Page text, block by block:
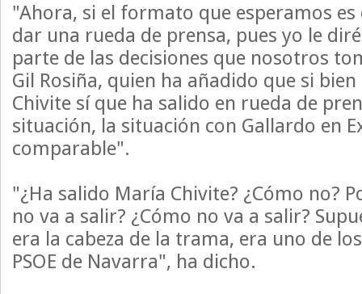
"Ahora, si el formato que esperamos es
dar una rueda de prensa, pues yo le
parte de las decisiones que nosotros
Gil Rosiña, quien ha añadido que si
Chivite sí que ha salido en rueda de
situación, la situación con Gallardo en
comparable".
"¿Ha salido María Chivite? ¿Cómo no?
no va a salir? ¿Cómo no va a salir?
era la cabeza de la trama, era uno de
PSOE de Navarra", ha dicho.